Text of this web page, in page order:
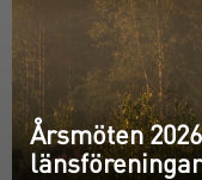
Årsmöten
länsföreningar